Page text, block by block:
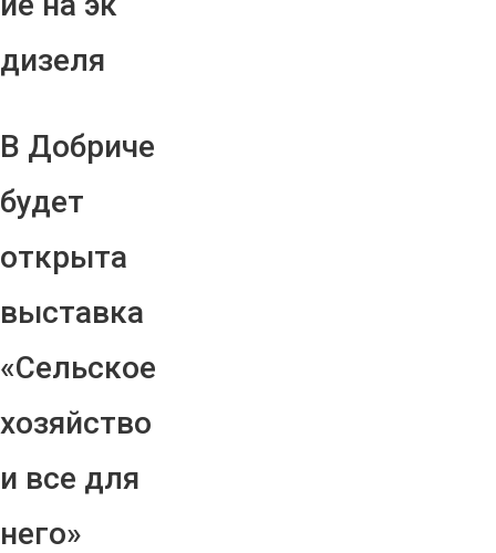
дизеля
В Добриче
будет
открыта
выставка
«Сельское
хозяйство
и все для
него»